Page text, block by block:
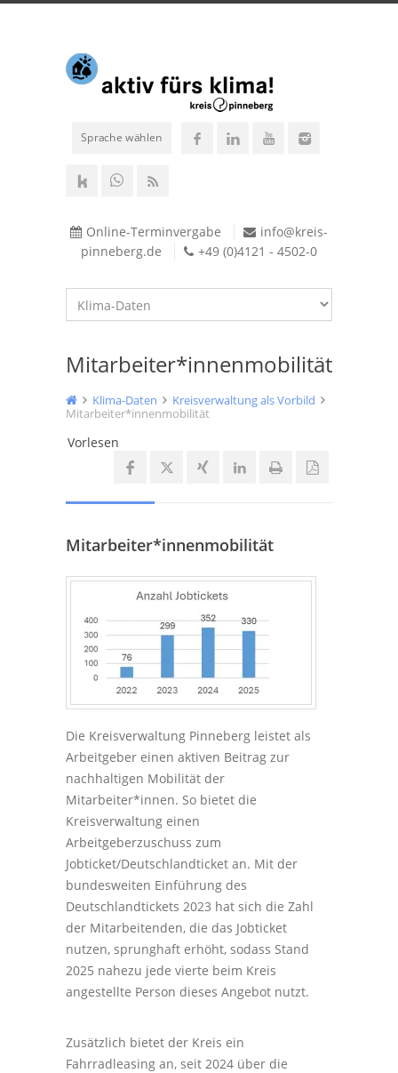
Sprache wählen
Online-Terminvergabe
info@kreis-
pinneberg.de
+49 (0)4121 - 4502-0
Mitarbeiter*innenmobilität
Klima-Daten
Kreisverwaltung als Vorbild
Mitarbeiter*innenmobilität
Vorlesen
Mitarbeiter*innenmobilität
Die Kreisverwaltung Pinneberg leistet als
Arbeitgeber einen aktiven Beitrag zur
nachhaltigen Mobilität der
Mitarbeiter*innen. So bietet die
Kreisverwaltung einen
Arbeitgeberzuschuss zum
Jobticket/Deutschlandticket an. Mit der
bundesweiten Einführung des
Deutschlandtickets 2023 hat sich die Zahl
der Mitarbeitenden, die das Jobticket
nutzen, sprunghaft erhöht, sodass Stand
2025 nahezu jede vierte beim Kreis
angestellte Person dieses Angebot nutzt.
Zusätzlich bietet der Kreis ein
Fahrradleasing an, seit 2024 über die